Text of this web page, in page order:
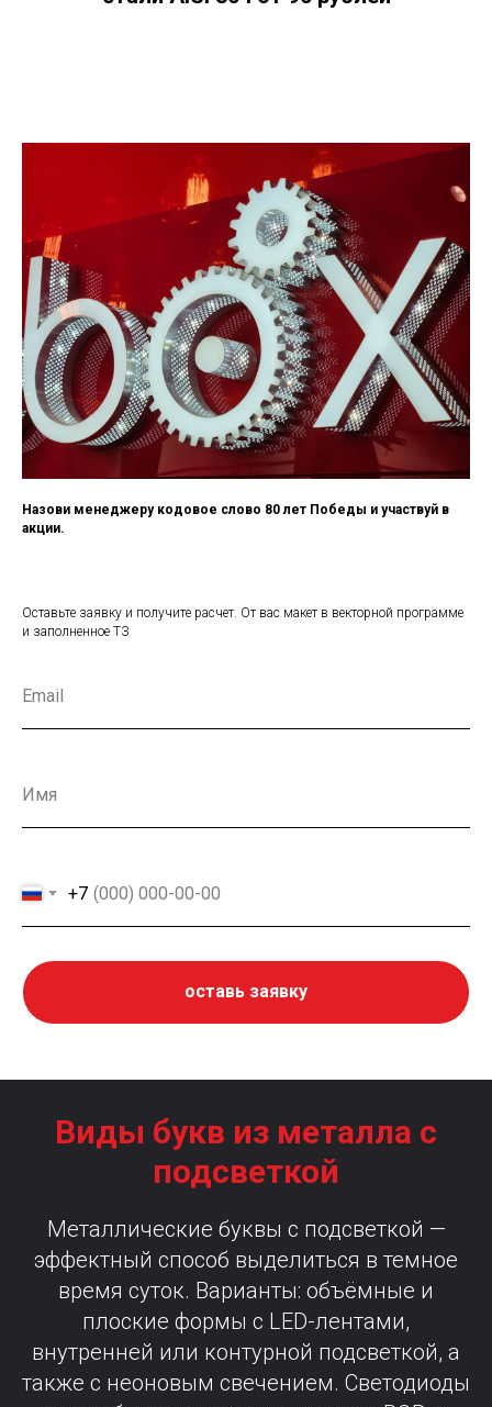
Назови менеджеру кодовое слово 80 лет Победы и участвуй в
акции.
Оставьте заявку и получите расчет. От вас макет в векторной программе
и заполненное ТЗ
+7
оставь заявку
Виды букв из металла с
подсветкой
Металлические буквы с подсветкой —
эффектный способ выделиться в темное
время суток. Варианты: объёмные и
плоские формы с LED-лентами,
внутренней или контурной подсветкой, а
также с неоновым свечением. Светодиоды